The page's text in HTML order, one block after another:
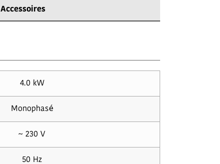
Accessoires
4.0 kW
Monophasé
~ 230 V
50 Hz